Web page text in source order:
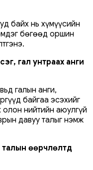
байх нь хүмүүсийн
бөгөөд оршин
гал унтраах анги
галын анги,
байгаа эсэхийг
нийтийн аюулгүй
давуу талыг нэмж
өөрчлөлтүүд